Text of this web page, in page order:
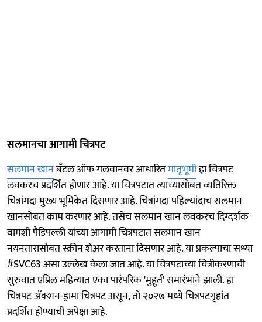
सलमानचा आगामी चित्रपट
सलमान खानबॅटल ऑफ गलवानवर आधारितमातृभूमीहा चित्रपट
लवकरच प्रदर्शित होणार आहे. या चित्रपटात त्याच्यासोबत व्यतिरिक्त
चित्रांगदा मुख्य भूमिकेत दिसणार आहे. चित्रांगदा पहिल्यांदाच सलमान
खानसोबत काम करणार आहे. तसेच सलमान खान लवकरच दिग्दर्शक
वामशी पैडिपल्ली यांच्या आगामी चित्रपटात सलमान खान
नयनतारासोबत स्क्रीन शेअर करताना दिसणार आहे. या प्रकल्पाचा सध्या
#SVC63 असा उल्लेख केला जात आहे. या चित्रपटाच्या चित्रीकरणाची
सुरुवात एप्रिल महिन्यात एका पारंपरिक 'मुहूर्त' समारंभाने झाली. हा
चित्रपट ॲक्शन-ड्रामा चित्रपट असून, तो २०२७ मध्ये चित्रपटगृहांत
प्रदर्शित होण्याची अपेक्षा आहे.